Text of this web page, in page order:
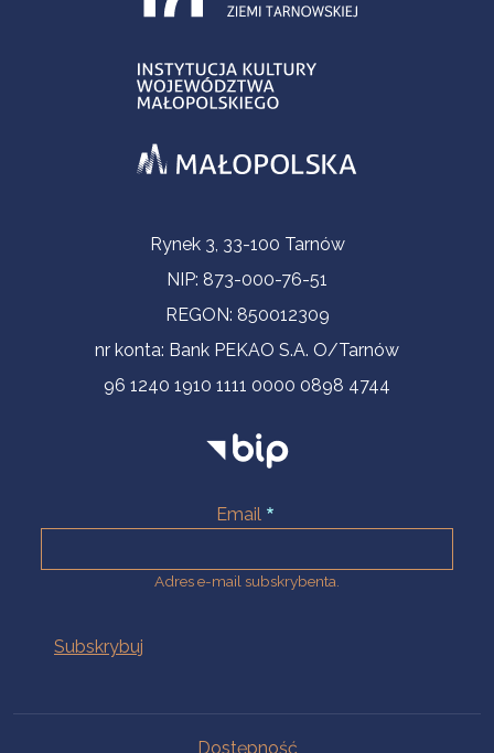
Informacje kontaktoweRynek 3, 33-100 Tarnów
NIP: 873-000-76-51
REGON: 850012309
nr konta: Bank PEKAO S.A. O/Tarnów
96 1240 1910 1111 0000 0898 4744
Email
Adres e-mail subskrybenta.
Dostępność